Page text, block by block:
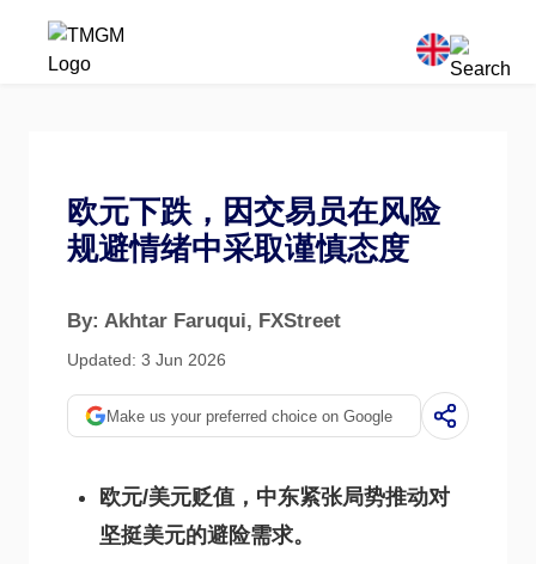
欧元下跌，因交易员在风险
规避情绪中采取谨慎态度
By: Akhtar Faruqui, FXStreet
Updated: 3 Jun 2026
Make us your preferred choice on Google
欧元/美元贬值，中东紧张局势推动对
坚挺美元的避险需求。